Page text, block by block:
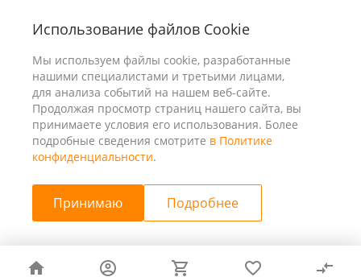
Использование файлов Cookie
Мы используем файлы cookie, разработанные
нашими специалистами и третьими лицами,
для анализа событий на нашем веб-сайте.
Продолжая просмотр страниц нашего сайта, вы
принимаете условия его использования. Более
подробные сведения смотрите в Политике
конфиденциальности.
Принимаю Подробнее
© 2026 ООО «25 Киловатт» ИНН 4401188290, Все права
защищены